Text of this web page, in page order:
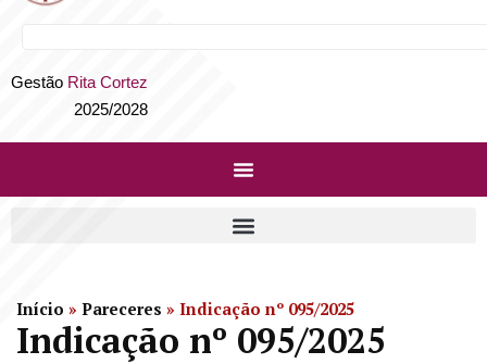
Gestão Rita Cortez
2025/2028
Início » Pareceres » Indicação nº 095/2025
Indicação nº 095/2025